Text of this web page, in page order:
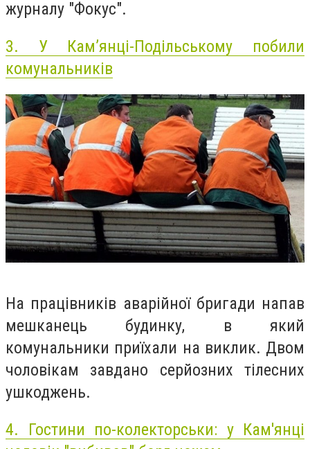
журналу "Фокус".
3. У Кам’янці-Подільському побили
комунальників
На працівників аварійної бригади напав
мешканець будинку, в який
комунальники приїхали на виклик. Двом
чоловікам завдано серйозних тілесних
ушкоджень.
4. Гостини по-колекторськи: у Кам'янці